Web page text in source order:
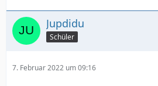
Jupdidu
Schüler
7. Februar 2022 um 09:16